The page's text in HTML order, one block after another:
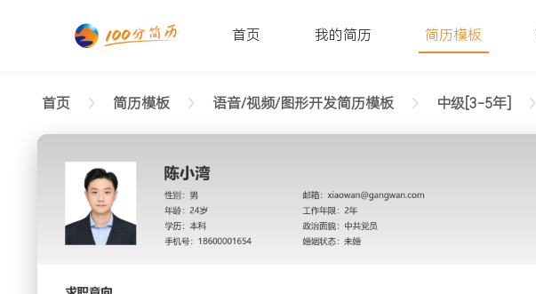
首页 我的简历 简历模板
首页 简历模板 语音/视频/图形开发简历模板 中级[3-5年]
返回样式图
正在查看中级语音/视频/图形开发有序简历模板文字版
陈小湾